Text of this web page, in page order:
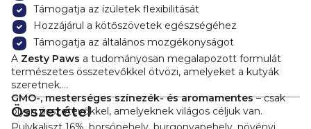
Támogatja az ízületek flexibilitását
Hozzájárul a kötőszövetek egészségéhez
Támogatja az általános mozgékonyságot
A Zesty Paws a tudományosan megalapozott formulát
természetes összetevőkkel ötvözi, amelyeket a kutyák
szeretnek.
GMO-, mesterséges színezék- és aromamentes– csak
olyan összetevőkkel, amelyeknek világos céljuk van.
Összetétel